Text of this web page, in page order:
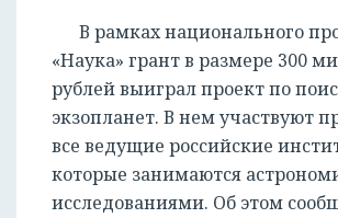
В рамках национального
«Наука» грант в размере 300
рублей выиграл проект по
экзопланет. В нем участвуют
все ведущие российские
которые занимаются
исследованиями. Об этом